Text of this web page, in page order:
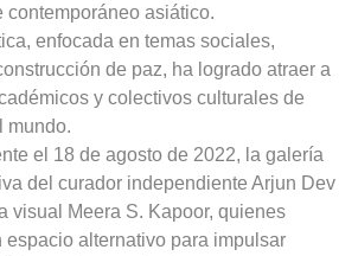
contemporáneo asiático.
enfocada en temas sociales,
de paz, ha logrado atraer a
y colectivos culturales de
mundo.
el 18 de agosto de 2022, la galería
del curador independiente Arjun Dev
visual Meera S. Kapoor, quienes
espacio alternativo para impulsar